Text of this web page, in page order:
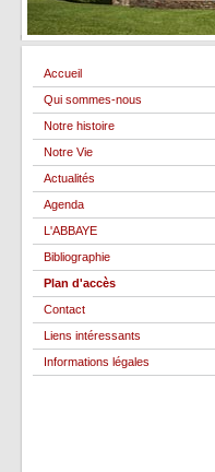
Accueil
Qui sommes-nous
Notre histoire
Notre Vie
Actualités
Agenda
L'ABBAYE
Bibliographie
Plan d'accès
Contact
Liens intéressants
Informations légales